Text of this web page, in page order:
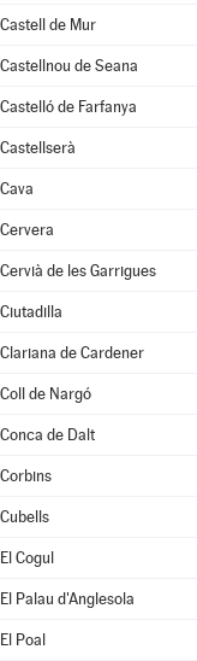
Castell de Mur
Castellnou de Seana
Castelló de Farfanya
Castellserà
Cava
Cervera
Cervià de les Garrigues
Ciutadilla
Clariana de Cardener
Coll de Nargó
Conca de Dalt
Corbins
Cubells
El Cogul
El Palau d'Anglesola
El Poal